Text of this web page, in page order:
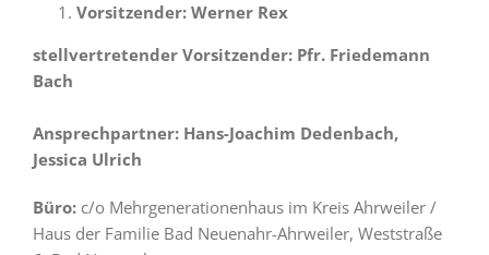
Vorsitzender: Werner Rex
stellvertretender Vorsitzender: Pfr. Friedemann
Bach
Ansprechpartner: Hans-Joachim Dedenbach,
Jessica Ulrich
Büro: c/o Mehrgenerationenhaus im Kreis Ahrweiler /
Haus der Familie Bad Neuenahr-Ahrweiler, Weststraße